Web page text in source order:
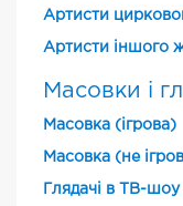
Артисти
Артисти іншого
Масовки і
Масовка (ігрова)
Масовка (не
Глядачі в ТВ-шоу